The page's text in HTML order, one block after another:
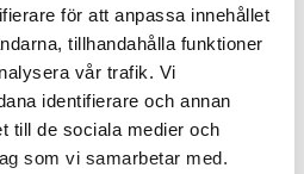
för att anpassa innehållet
tillhandahålla funktioner
vår trafik. Vi
identifierare och annan
till de sociala medier och
som vi samarbetar med.